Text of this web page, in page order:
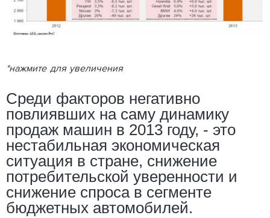
*нажмите для увеличения
Среди факторов негативно
повлиявших на саму динамику
продаж машин в 2013 году, - это
нестабильная экономическая
ситуация в стране, снижение
потребительской уверенности и
снижение спроса в сегменте
бюджетных автомобилей.